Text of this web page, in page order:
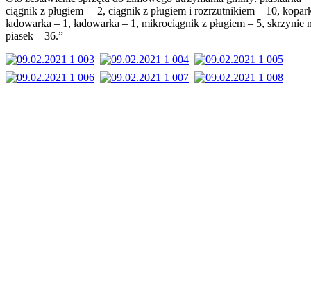
ciągnik z pługiem – 2, ciągnik z pługiem i rozrzutnikiem – 10,
ładowarka – 1, ładowarka – 1, mikrociągnik z pługiem – 5, skrzynie
piasek – 36.”